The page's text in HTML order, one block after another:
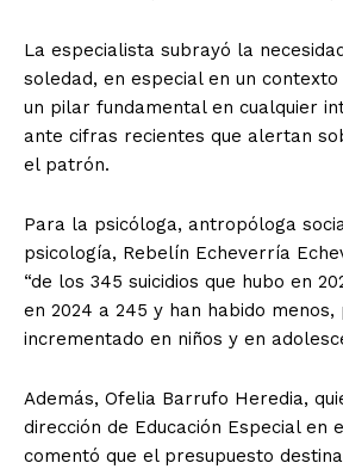
La especialista subrayó la
soledad, en especial en un
un pilar fundamental en cualquier
ante cifras recientes que alertan
el patrón.
Para la psicóloga, antropóloga
psicología, Rebelín Echeverría
“de los 345 suicidios que hubo en
en 2024 a 245 y han habido menos,
incrementado en niños y en
Además, Ofelia Barrufo Heredia,
dirección de Educación Especial en
comentó que el presupuesto